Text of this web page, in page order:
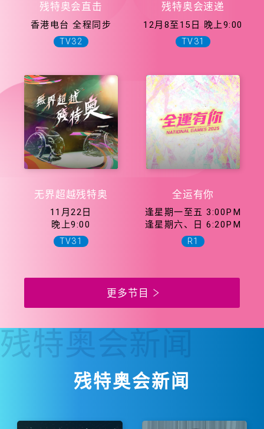
残特奥会直击
香港电台 全程同步
TV32
残特奥会速递
12月8至15日 晚上9:00
TV31
无界超越残特奥
11月22日
晚上9:00
TV31
全运有你
逢星期一至五 3:00PM
逢星期六、日 6:20PM
R1
更多节目
残特奥会新闻
残特奥会